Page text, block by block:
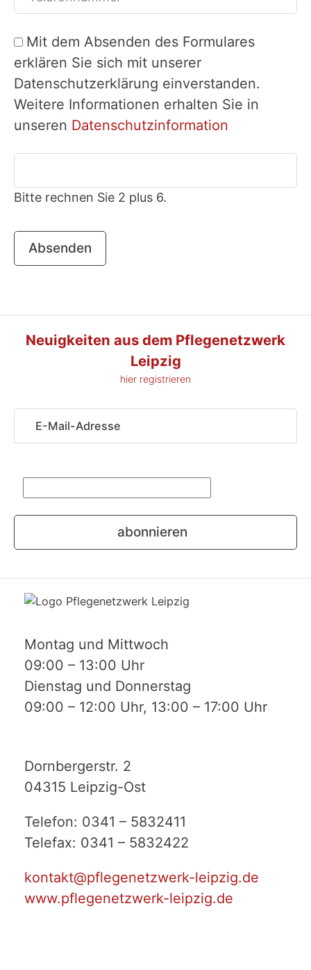
Mit dem Absenden des Formulares
erklären Sie sich mit unserer
Datenschutzerklärung einverstanden.
Weitere Informationen erhalten Sie in
unseren Datenschutzinformation
Bitte rechnen Sie 2 plus 6.
Absenden
Neuigkeiten aus dem Pflegenetzwerk
Leipzig
hier registrieren
abonnieren
Montag und Mittwoch
09:00 – 13:00 Uhr
Dienstag und Donnerstag
09:00 – 12:00 Uhr, 13:00 – 17:00 Uhr
Dornbergerstr. 2
04315 Leipzig-Ost
Telefon: 0341 – 5832411
Telefax: 0341 – 5832422
kontakt@pflegenetzwerk-leipzig.de
www.pflegenetzwerk-leipzig.de